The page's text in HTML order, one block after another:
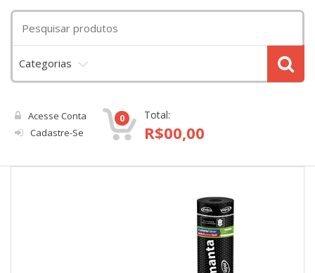
Categorias
Acesse Conta
Cadastre-Se
0 Total:
R$00,00